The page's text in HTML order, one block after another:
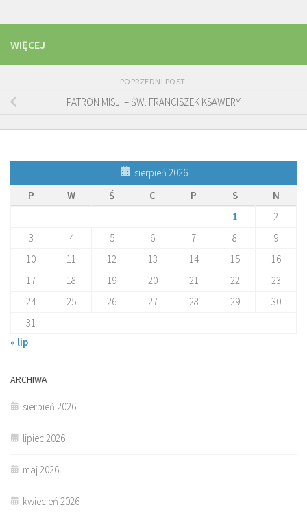
WIĘCEJ
POPRZEDNI POST
PATRON MISJI – ŚW. FRANCISZEK KSAWERY
sierpień 2026
P
W Ś C P S
N
1
2
3
4 5 6 7 8
9
10
11 12 13 14 15
16
17
18 19 20 21 22
23
24
25 26 27 28 29
30
31
« lip
ARCHIWA
sierpień 2026
lipiec 2026
maj 2026
kwiecień 2026